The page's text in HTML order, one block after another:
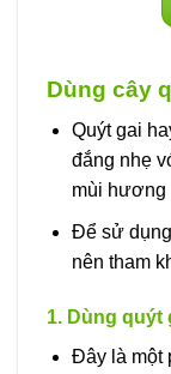
Dùng cây
Quýt gai
đắng nhẹ
mùi hương
Để sử
nên tham
1. Dùng quýt
Đây là một